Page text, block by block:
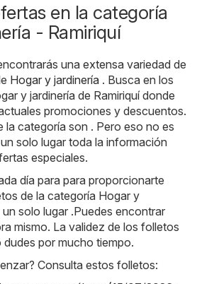
en la categoría
- Ramiriquí
una extensa variedad de
Hogar y jardinería . Busca en los
y jardinería de Ramiriquí donde
promociones y descuentos.
la categoría son . Pero eso no es
solo lugar toda la información
especiales.
día para para proporcionarte
de la categoría Hogar y
un solo lugar .Puedes encontrar
mismo. La validez de los folletos
dudes por mucho tiempo.
Consulta estos folletos: